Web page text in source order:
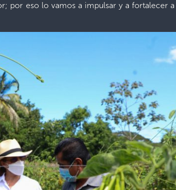
por eso lo vamos a impulsar y a fortalecer a